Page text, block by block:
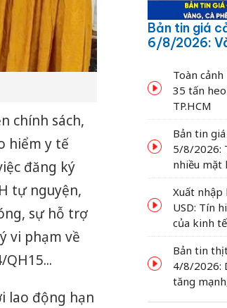
chính sách,
hiểm y tế
đăng ký
tự nguyện,
sự hỗ trợ
vi phạm về
lao động hạn
Bản tin giá
6/8/2026:
Toàn
35 tấn
TP.HCM
Bản tin
5/8/2026:
nhiều mặt
Xuất
USD: Tín
của kinh
Bản tin thị
4/8/2026:
tăng